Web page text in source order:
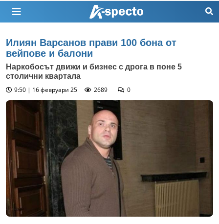
Илиян Варсанов прави 100 бона от
вейпове и балони
Наркобосът движи и бизнес с дрога в поне 5
столични квартала
9:50 | 16 февруари 25
2689 0